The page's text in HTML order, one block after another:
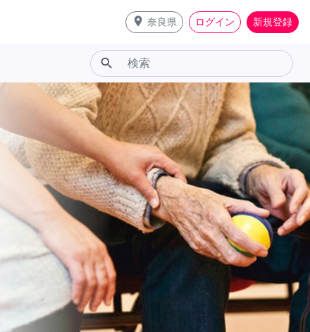
place 奈良県 ログイン 新規登録
search